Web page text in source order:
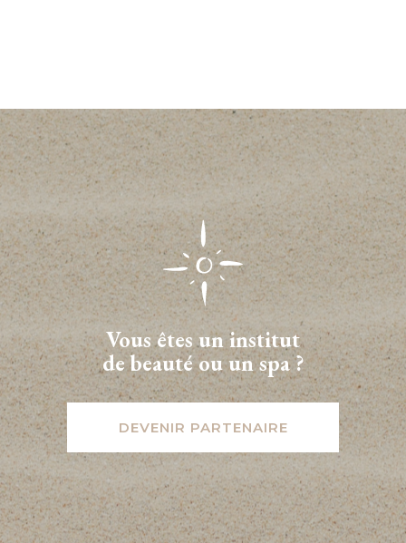
Vous êtes un institut
de beauté ou un spa ?
DEVENIR PARTENAIRE